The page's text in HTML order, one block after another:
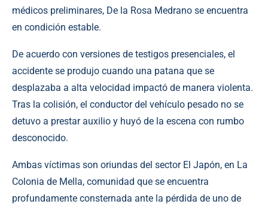
médicos preliminares, De la Rosa Medrano se encuentra
en condición estable.
De acuerdo con versiones de testigos presenciales, el
accidente se produjo cuando una patana que se
desplazaba a alta velocidad impactó de manera violenta.
Tras la colisión, el conductor del vehículo pesado no se
detuvo a prestar auxilio y huyó de la escena con rumbo
desconocido.
Ambas víctimas son oriundas del sector El Japón, en La
Colonia de Mella, comunidad que se encuentra
profundamente consternada ante la pérdida de uno de